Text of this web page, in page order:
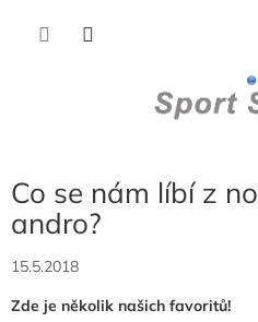
Co se nám líbí z
andro?
15.5.2018
Zde je několik našich favoritů!